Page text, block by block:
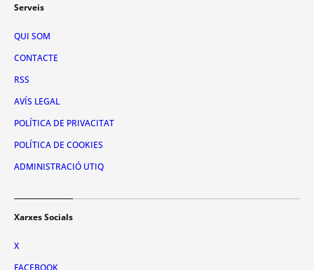
Serveis
QUI SOM
CONTACTE
RSS
AVÍS LEGAL
POLÍTICA DE PRIVACITAT
POLÍTICA DE COOKIES
ADMINISTRACIÓ UTIQ
Xarxes Socials
X
FACEBOOK